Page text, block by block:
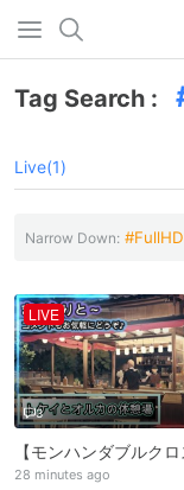
Tag Search :
Live(1)
Narrow Down: FullHD
LIVE
3
28 minutes ago